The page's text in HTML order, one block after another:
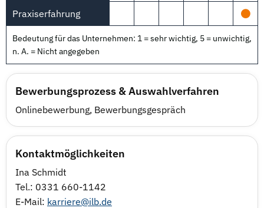
Praxiserfahrung
Bedeutung für das Unternehmen: 1 = sehr wichtig, 5 = unwichtig,
n. A. = Nicht angegeben
Bewerbungsprozess & Auswahlverfahren
Onlinebewerbung, Bewerbungsgespräch
Kontaktmöglichkeiten
Ina Schmidt
Tel.: 0331 660-1142
E-Mail: karriere@ilb.de